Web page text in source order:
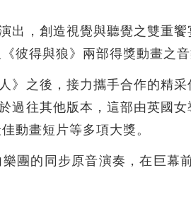
，創造視覺與聽覺之雙重
彼得與狼》兩部得獎動畫之音
之後，接力攜手合作的精
往其他版本，這部由英國
動畫短片等多項大獎。
團的同步原音演奏，在巨幕